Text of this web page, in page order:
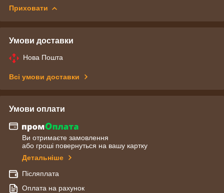
Приховати
Умови доставки
Нова Пошта
Всі умови доставки
Умови оплати
Ви отримаєте замовлення
або гроші повернуться на вашу картку
Детальніше
Післяплата
Оплата на рахунок